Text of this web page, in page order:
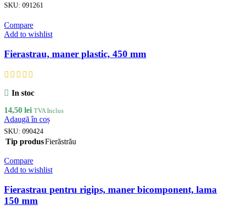
SKU: 091261
Compare
Add to wishlist
Fierastrau, maner plastic, 450 mm
In stoc
14,50 lei TVA Inclus
Adaugă în coș
SKU: 090424
Tip produsFierăstrău
Compare
Add to wishlist
Fierastrau pentru rigips, maner bicomponent, lama
150 mm